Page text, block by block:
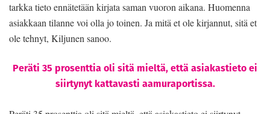
tarkka tieto ennätetään kirjata saman vuoron aikana. Huomenna
asiakkaan tilanne voi olla jo toinen. Ja mitä et ole kirjannut, sitä et
ole tehnyt, Kiljunen sanoo.
Peräti 35 prosenttia oli sitä mieltä, että asiakastieto ei
siirtynyt kattavasti aamuraportissa.